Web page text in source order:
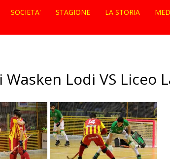
SOCIETA' STAGIONE LA STORIA
Lodi VS Liceo